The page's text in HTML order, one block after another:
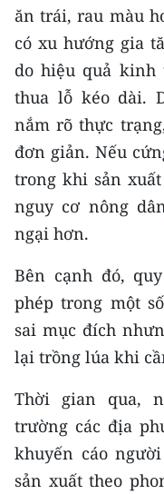
한국어
ăn trái, rau màu
có xu hướng gia
do hiệu quả kinh
thua lỗ kéo dài.
nắm rõ thực
đơn giản. Nếu
trong khi sản
nguy cơ nông
ngại hơn.
Bên cạnh đó,
phép trong một
sai mục đích
lại trồng lúa khi
Thời gian qua,
trường các địa
khuyến cáo
sản xuất theo